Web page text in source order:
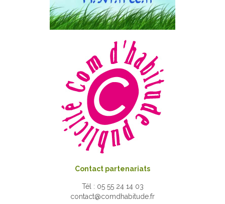
Contact partenariats
Tél : 05 55 24 14 03
contact@comdhabitude.fr